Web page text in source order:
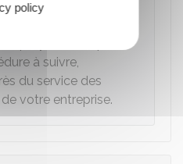
Pour plus
à suivre,
du service des
votre entreprise.
policy